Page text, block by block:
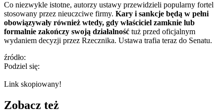
Co niezwykle istotne, autorzy ustawy przewidzieli popularny fortel
stosowany przez nieuczciwe firmy. Kary i sankcje będą w pełni
obowiązywały również wtedy, gdy właściciel zamknie lub
formalnie zakończy swoją działalność tuż przed oficjalnym
wydaniem decyzji przez Rzecznika. Ustawa trafia teraz do Senatu.
źródło:
Podziel się:
Link skopiowany!
Zobacz też